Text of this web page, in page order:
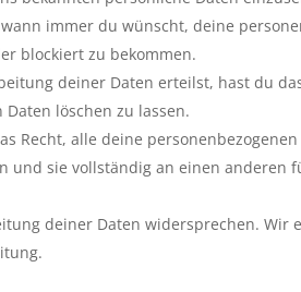
immer du wünscht, deine
blockiert zu bekommen.
deiner Daten erteilst, hast du
löschen zu lassen.
Recht, alle deine
und sie vollständig an einen anderen
deiner Daten widersprechen. Wir